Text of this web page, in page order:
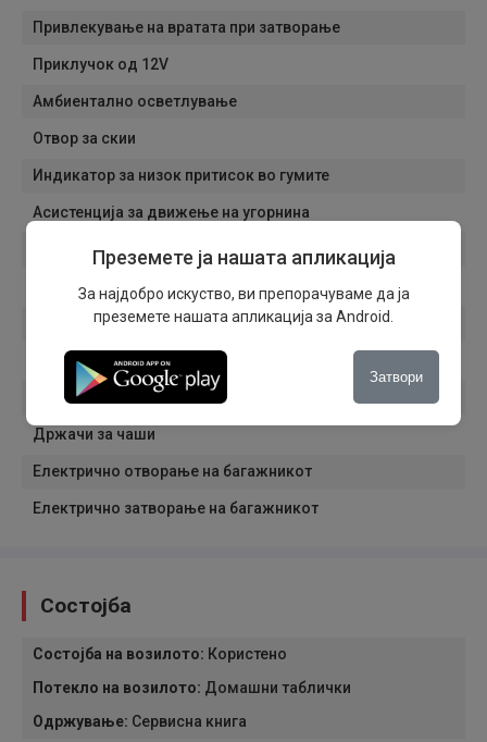
Привлекување на вратата при затворање
Приклучок од 12V
Амбиентално осветлување
Отвор за скии
Индикатор за низок притисок во гумите
Асистенција за движење на угорнина
Наслон за рака
Apple Car Play
Android Auto
DPF филтер
Кожен волан
Држачи за чаши
Електрично отворање на багажникот
Електрично затворање на багажникот
Состојба
Состојба на возилото: Користено
Потекло на возилото: Домашни таблички
Одржување: Сервисна книга
Преземете ја нашата апликација
За најдобро искуство, ви препорачуваме да ја
преземете нашата апликација за Android.
Затвори